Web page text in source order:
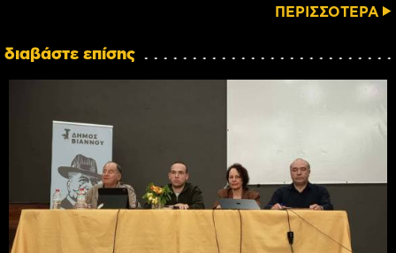
ΠΕΡΙΣΣΟΤΕΡΑ
διαβάστε επίσης